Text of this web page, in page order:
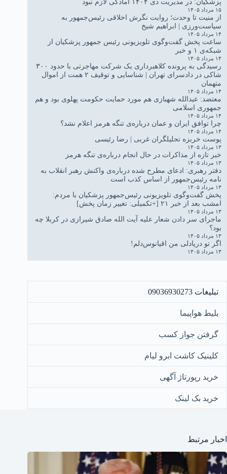
۱۵ مرداد ۱۴۰۵
از منیت تا وحدت؛ روایت نگرش اخلاقی رئیس‌جمهور به
سیاست‌ورزی | ابراهیم شیخ
۱۴ مرداد ۱۴۰۵
ساعت پخش گفت‌وگوی تلویزیونی رئیس جمهور پزشکیان از
شبکه‌ی ۱ و خبر
۱۴ مرداد ۱۴۰۵
رسیدگی به پرونده کلاهبرداری یک شرکت مهاجرتی با حدود ۳۰۰
شاکی در دادسرای تهران | شناسایی و توقیف ۲ همت از اموال
متهمان
۱۴ مرداد ۱۴۰۵
معتضد: عبدالله شهبازی هم مورد حمایت حکومت پهلوی بود و هم
جمهوری اسلامی
۱۴ مرداد ۱۴۰۵
چرا توافق ایران و عمان درباره‌ی تنگه هرمز اعلام نشد؟
۱۴ مرداد ۱۴۰۵
پوست خربزه تحلیلگران غربی | رضا رئیسی
۱۳ مرداد ۱۴۰۵
خبر تازه از مذاکرات در حال انجام درباره‌ی تنگه هرمز
۱۳ مرداد ۱۴۰۵
دفتر رهبری: ادعای مطرح شده درباره‌ی واکنش رهبر انقلاب به
نامه رئیس‌جمهور از اساس کذب است
۱۳ مرداد ۱۴۰۵
پخش گفت‌وگوی تلویزیونی رئیس‌جمهور پزشکیان با مردم:
امشب بعد از خبر ۲۱ [+تکمیلی: تغییر زمان پخش]
۱۳ مرداد ۱۴۰۵
ماجرای سر دادن شعار علیه آیت الله صادق شیرازی در کربلا چه
بود؟
۱۳ مرداد ۱۴۰۵
اگر تو دریادلی من اقیانوس‌دلم!
۱۳ مرداد ۱۴۰۵
تبلیغات 09036930273
بلیط هواپیما
گرفتن جواز کسب
کلینیک کاشت ابرو لیام
خرید رپورتاژ آگهی
خرید بک لینک
اخبار مرتبط